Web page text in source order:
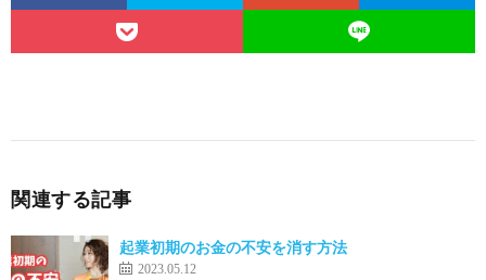
関連する記事
起業初期のお金の不安を消す方法
2023.05.12